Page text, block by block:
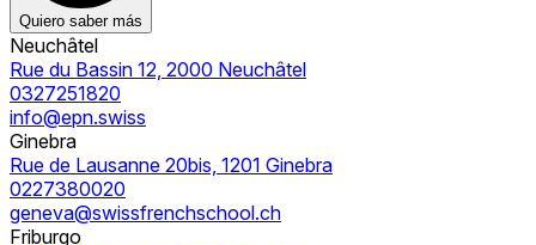
Quiero saber más
Neuchâtel
Rue du Bassin 12, 2000 Neuchâtel
0327251820
info@epn.swiss
Ginebra
Rue de Lausanne 20bis, 1201 Ginebra
0227380020
geneva@swissfrenchschool.ch
Friburgo